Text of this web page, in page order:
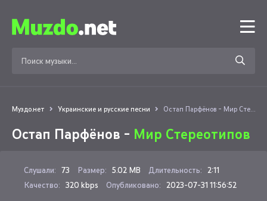
Муздо.нет Украинские и русские песни Остап Парфёнов - Мир Стереотипов
Остап Парфёнов - Мир Стереотипов
Слушали: 73 Размер: 5.02 MB Длительность: 2:11
Качество: 320 kbps Опубликовано: 2023-07-31 11:56:52